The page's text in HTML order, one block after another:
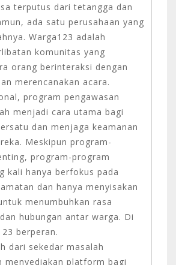
terputus dari tetangga dan
ada satu perusahaan yang
Warga123 adalah
komunitas yang
orang berinteraksi dengan
merencanakan acara.
program pengawasan
menjadi cara utama bagi
dan menjaga keamanan
Meskipun program-
program-program
kali hanya berfokus pada
dan hanya menyisakan
menumbuhkan rasa
hubungan antar warga. Di
berperan.
dari sekedar masalah
menyediakan platform bagi